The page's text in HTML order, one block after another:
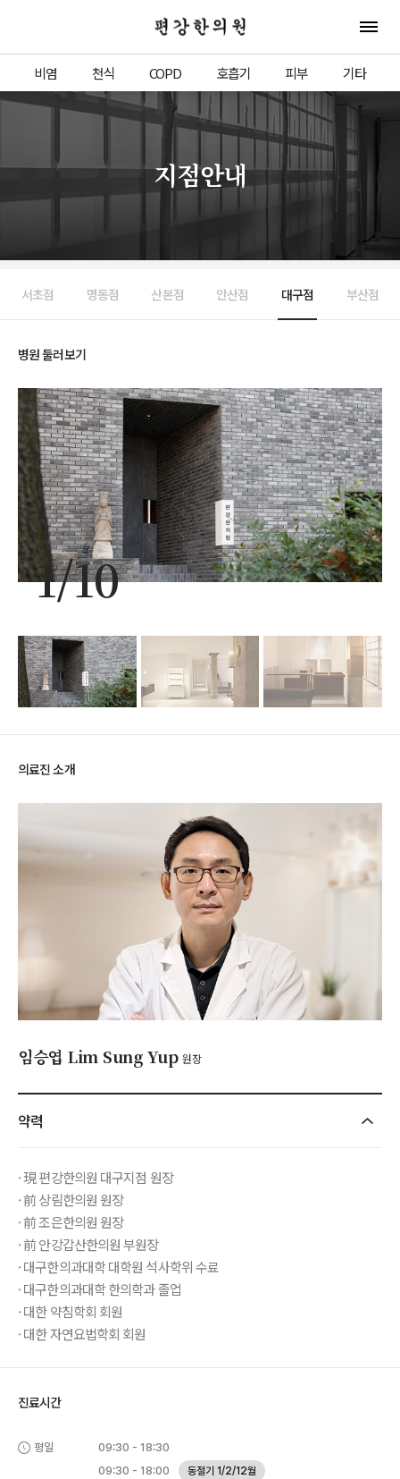
편강한의원 전체
비염 천식 COPD 호흡기 피부 기타
지점안내
서초점 명동점 산본점 안산점 대구점 부산점
병원 둘러보기
1/10
의료진 소개
임승엽 Lim Sung Yup 원장
약력
· 現 편강한의원 대구지점 원장
· 前 상림한의원 원장
· 前 조은한의원 원장
· 前 안강갑산한의원 부원장
· 대구한의과대학 대학원 석사학위 수료
· 대구한의과대학 한의학과 졸업
· 대한 약침학회 회원
· 대한 자연요법학회 회원
진료시간
평일
09:30 - 18:30
09:30 - 18:00
동절기 1/2/12월